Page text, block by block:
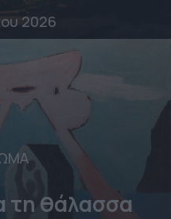
2026
τη θάλασσα